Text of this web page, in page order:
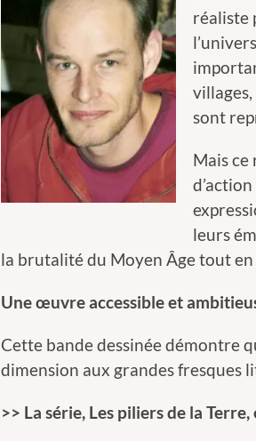
réaliste
sont
Mais ce
leurs
la brutalité du Moyen Âge tout
Une œuvre accessible et
Cette bande dessinée démontre
dimension aux grandes fresques
>> La série, Les piliers de la